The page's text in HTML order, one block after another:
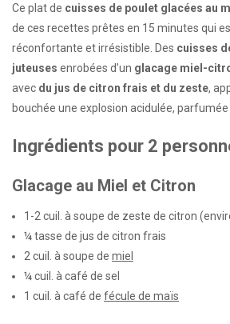
Ce plat de cuisses de poulet glacées au
de ces recettes prêtes en 15 minutes qui
réconfortante et irrésistible. Des cuisses
juteuses enrobées d’un glacage miel-
avec du jus de citron frais et du zeste,
bouchée une explosion acidulée,
Ingrédients pour 2
Glacage au Miel et Citron
1-2 cuil. à soupe de zeste de citron
¼ tasse de jus de citron frais
2 cuil. à soupe de miel
¼ cuil. à café de sel
1 cuil. à café de fécule de maïs